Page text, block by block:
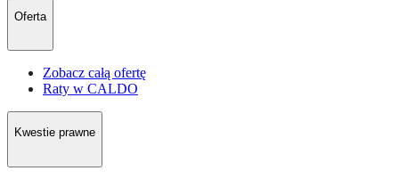
Oferta
Zobacz całą ofertę
Raty w CALDO
Kwestie prawne